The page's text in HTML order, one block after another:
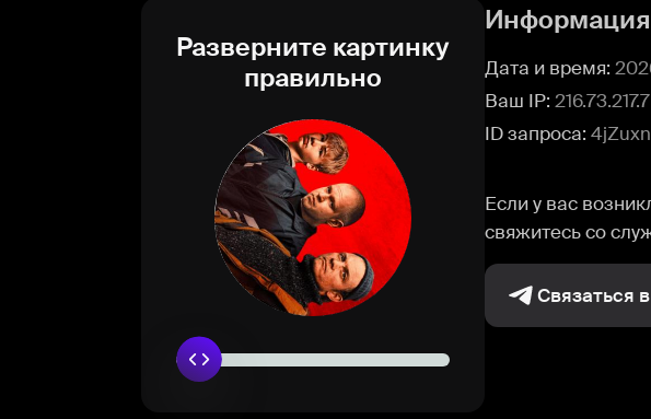
Разверните картинку
правильно
Информация
Дата и время:
Ваш IP: 216.73.217.7
ID запроса:
Если у вас
свяжитесь со
Связаться